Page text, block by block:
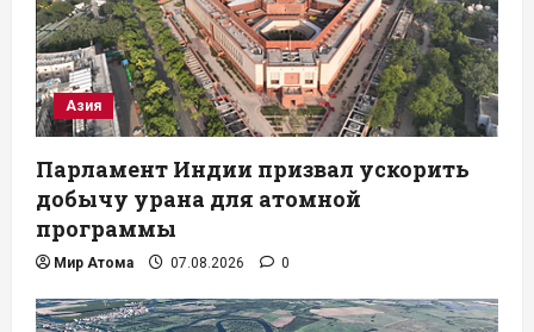
Азия
Парламент Индии призвал ускорить
добычу урана для атомной
программы
Мир Атома 07.08.2026 0